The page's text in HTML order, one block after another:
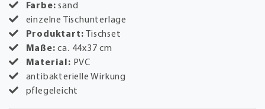
Farbe: sand
einzelne Tischunterlage
Produktart:
Tischset
Maße:ca. 44x37 cm
Material: PVC
antibakterielle Wirkung
pflegeleicht